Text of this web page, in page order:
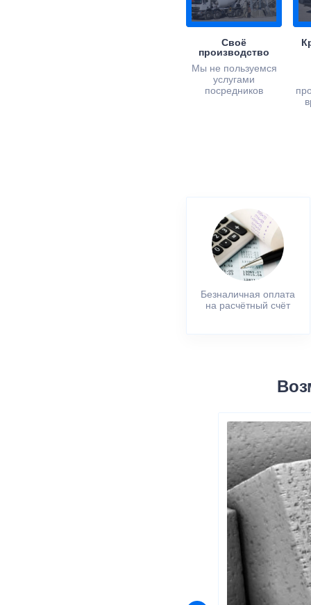
Своё
производство
Мы не пользуемся
услугами
посредников
Безналичная оплата
на расчётный счёт